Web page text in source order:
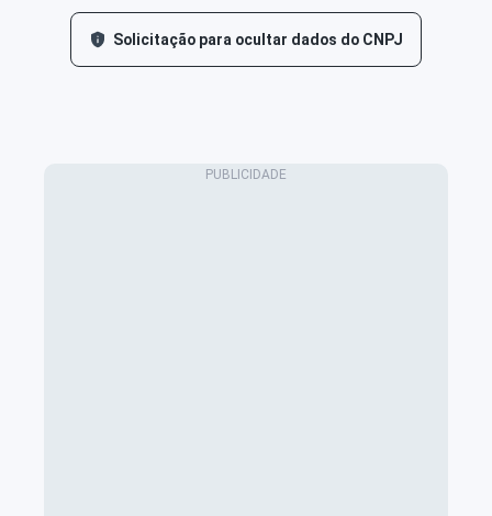
Solicitação para ocultar dados do CNPJ